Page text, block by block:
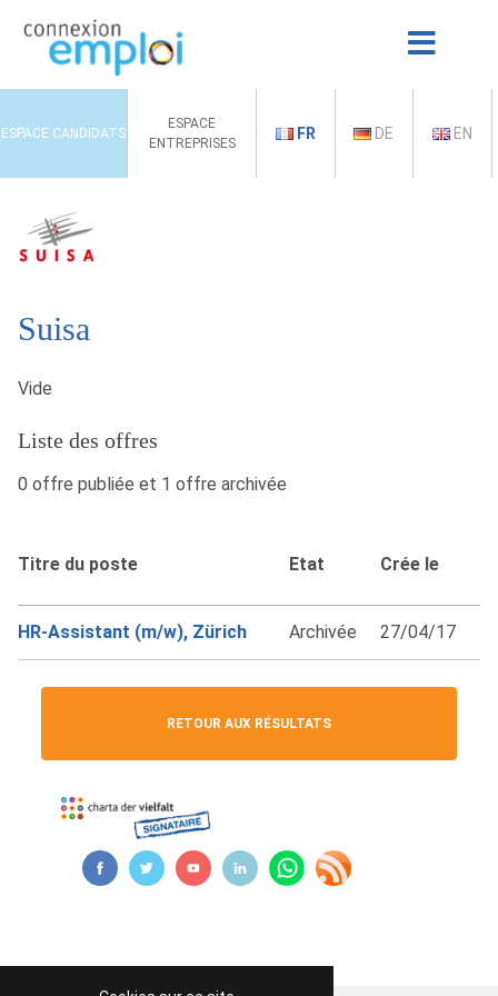
ESPACE CANDIDATS
ESPACE
ENTREPRISES
FR DE EN
Suisa
Vide
Liste des offres
0 offre publiée et 1 offre archivée
Titre du poste Etat Crée le
HR-Assistant (m/w), Zürich Archivée 27/04/17
RETOUR AUX RÉSULTATS